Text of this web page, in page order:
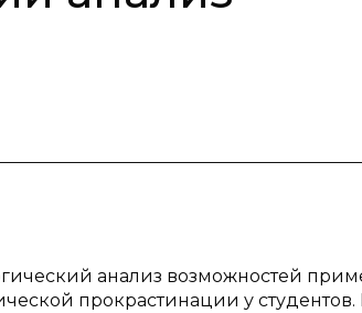
анализ возможностей
прокрастинации у студентов.